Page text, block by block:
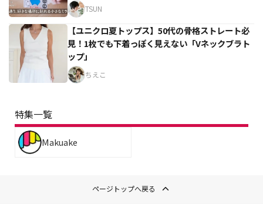
TSUN
【ユニクロ夏トップス】50代の骨格ストレート必
見！1枚でも下着っぽく見えない「Vネックブラト
ップ」
ちえこ
特集一覧
Makuake
ページトップへ戻る